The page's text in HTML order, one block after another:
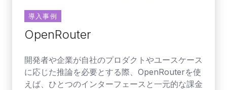
導入事例
OpenRouter
開発者や企業が自社のプロダクトやユースケース
に応じた推論を必要とする際、OpenRouterを使
えば、ひとつのインターフェースと一元的な課金